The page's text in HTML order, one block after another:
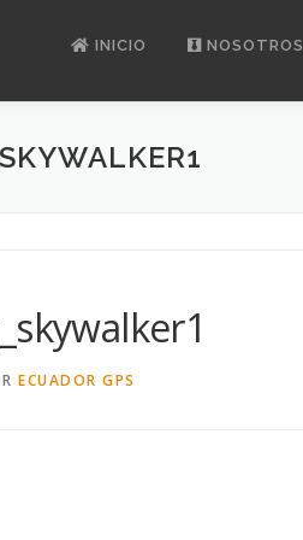
INICIO NOSOTROS
ECUADOR GPS